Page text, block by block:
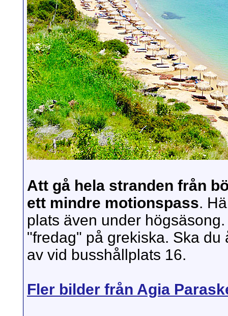
Att gå hela stranden från
ett mindre motionspass.
plats även under
"fredag" på grekiska. Ska
av vid busshållplats 16.
Fler bilder från Agia